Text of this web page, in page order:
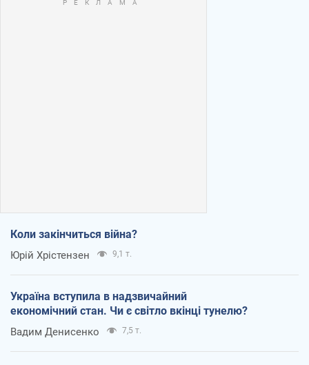
Коли закінчиться війна?
Юрій Хрістензен 9,1 т.
Україна вступила в надзвичайний
економічний стан. Чи є світло вкінці тунелю?
Вадим Денисенко 7,5 т.